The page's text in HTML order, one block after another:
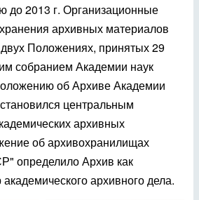
до 2013 г. Организационные
архивных материалов
Положениях, принятых 29
собранием Академии наук
об Архиве Академии
центральным
архивных
об архивохранилищах
определило Архив как
архивного дела.